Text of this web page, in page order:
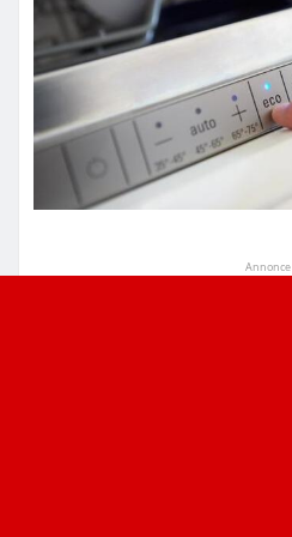
Annonce